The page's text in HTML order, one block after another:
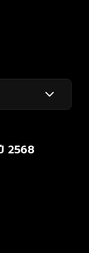
2568